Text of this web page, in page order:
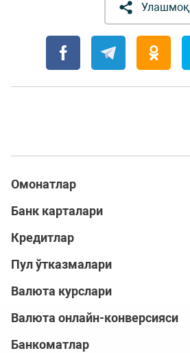
Улашмоқ
Омонатлар
Банк карталари
Кредитлар
Пул ўтказмалари
Валюта курслари
Валюта онлайн-конверсияси
Банкоматлар